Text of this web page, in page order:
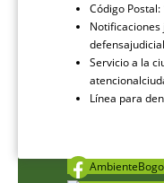
Código
Notificaciones
Servicio a la
Línea para